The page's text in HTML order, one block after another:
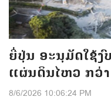
ຍີ່ປຸ່ນ ອະນຸມັດໃຊ້ງົ
ແຜ່ນດິນໄຫວ ກວ່
8/6/2026 10:06:24 PM